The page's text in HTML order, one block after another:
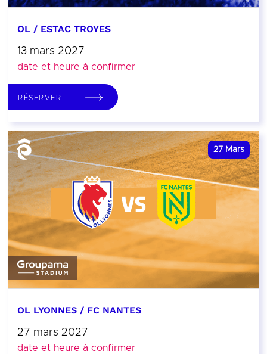
OL / ESTAC TROYES
13 mars 2027
date et heure à confirmer
RÉSERVER
27 Mars
OL LYONNES / FC NANTES
27 mars 2027
date et heure à confirmer